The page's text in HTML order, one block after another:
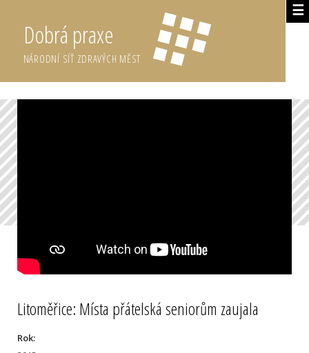
☰
Dobrá praxe
NÁRODNÍ SÍŤ ZDRAVÝCH MĚST
Litoměřice: Místa přátelská seniorům zaujala
Rok: